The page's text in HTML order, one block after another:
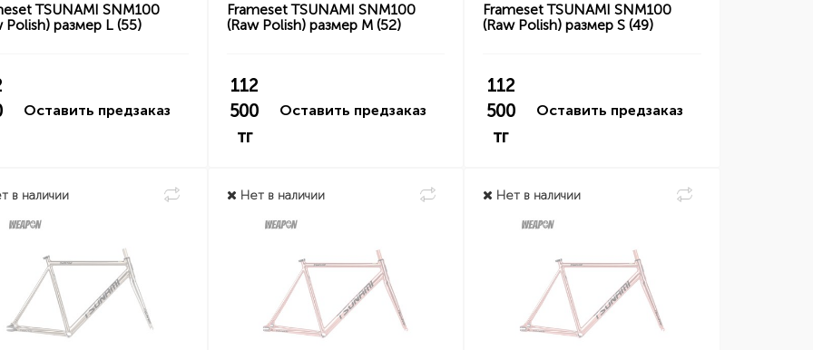
TSUNAMI SNM100
Polish) размер L (55)
Оставить предзаказ
Frameset TSUNAMI SNM100
(Raw Polish) размер M (52)
112
500
тг
Оставить предзаказ
Frameset TSUNAMI SNM100
(Raw Polish) размер S (49)
112
500
тг
Оставить предзаказ
в наличии Нет в наличии Нет в наличии